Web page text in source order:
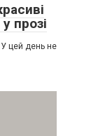
прозі
цей день не